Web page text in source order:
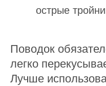
острые
Поводок
легко
Лучше